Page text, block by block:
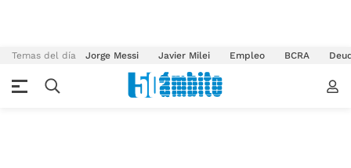
Temas del día Jorge Messi Javier Milei Empleo BCRA